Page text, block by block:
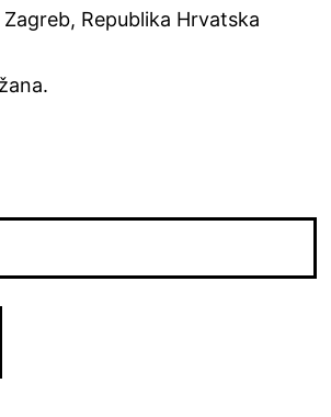
Republika Hrvatska